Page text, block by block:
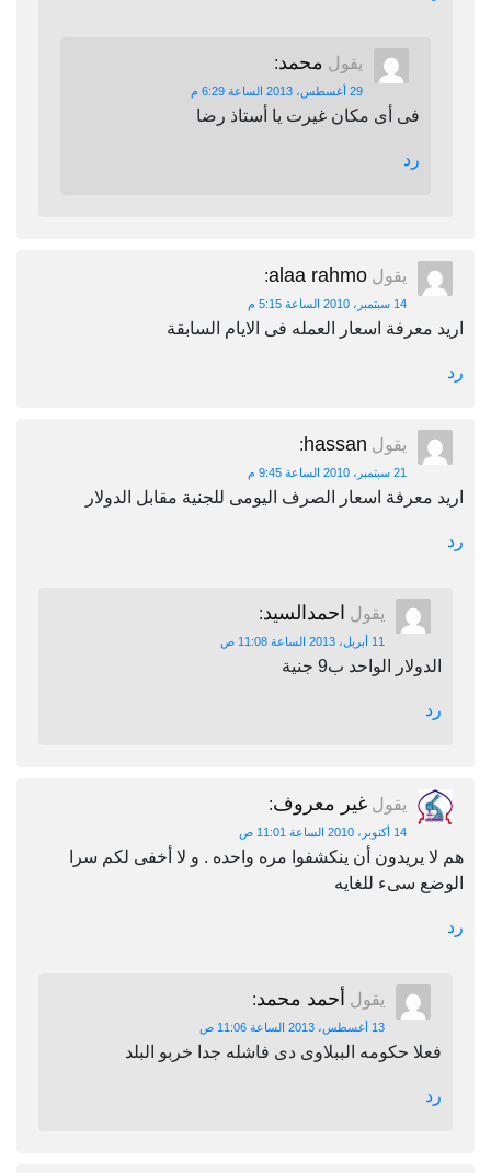
يقول محمد:
فى أى مكان غيرت يا أستاذ رضا
يقول alaa rahmo
:
اسعار العمله فى الايام السابقة
يقول hassan
اسعار الصرف اليومى للجنية مقابل الدولار
يقول احمدالسيد:
الواحد ب9 جنية
يقول غير معروف
أن ينكشفوا مره واحده . و لا أخفى لكم سرا
سىء للغايه
يقول أحمد محمد:
حكومه الببلاوى دى فاشله جدا خربو البلد